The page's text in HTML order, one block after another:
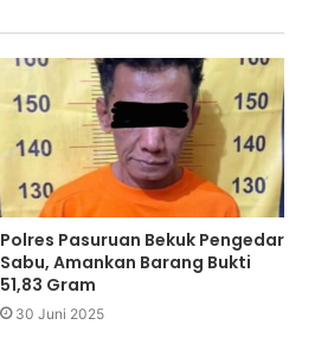
Polres Pasuruan Bekuk Pengedar
Sabu, Amankan Barang Bukti
51,83 Gram
30 Juni 2025